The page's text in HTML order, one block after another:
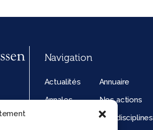
Navigation
Actualités
Annuaire
Annales
Nos actions
Nos disciplines